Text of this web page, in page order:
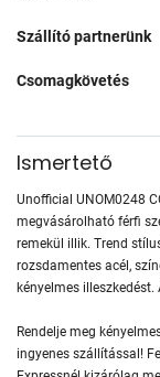
Szállító partnerünk
Csomagkövetés
Ismertető
Unofficial UNOM0248
megvásárolható férfi
remekül illik. Trend
rozsdamentes acél,
kényelmes
Rendelje meg
ingyenes szállítással!